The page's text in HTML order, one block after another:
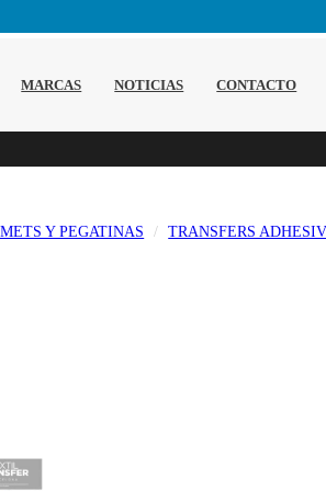
MARCAS NOTICIAS CONTACTO
Y PEGATINAS TRANSFERS